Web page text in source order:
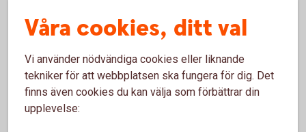
Våra cookies, ditt val
Vi använder nödvändiga cookies eller liknande
tekniker för att webbplatsen ska fungera för dig. Det
finns även cookies du kan välja som förbättrar din
upplevelse: